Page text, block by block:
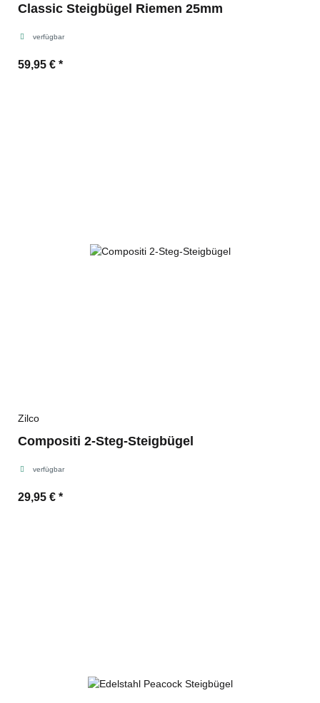
Classic Steigbügel Riemen 25mm
verfügbar
59,95 € *
Zilco
Compositi 2-Steg-Steigbügel
verfügbar
29,95 € *